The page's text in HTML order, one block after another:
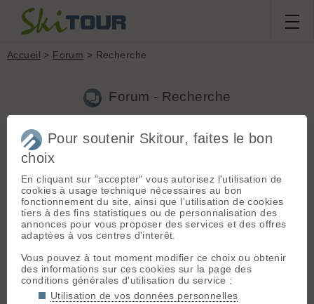
Accueil > Forum > Recherche
Forum - Recherche
Nouveau sujet|Voir tous les sujets
1 résultats
Coéquipiers du 17 au 23 décembre(plog le 06.12.2016 à
16:32)
Salut, Moi aussi j'échappe au champagne et chocolat et je suis
libre et un peu tout seul à cette période. Mon num
0680892974. Paul.
Chercher
Pour soutenir Skitour, faites le bon
choix
En cliquant sur "accepter" vous autorisez l'utilisation de
cookies à usage technique nécessaires au bon
fonctionnement du site, ainsi que l'utilisation de cookies
tiers à des fins statistiques ou de personnalisation des
annonces pour vous proposer des services et des offres
adaptées à vos centres d'interêt.
Vous pouvez à tout moment modifier ce choix ou obtenir
des informations sur ces cookies sur la page des
conditions générales d'utilisation du service :
Utilisation de vos données personnelles